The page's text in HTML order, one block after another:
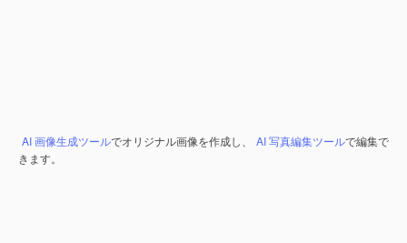
AI 画像生成ツールでオリジナル画像を作成し、 AI 写真編集ツールで編集で
きます。